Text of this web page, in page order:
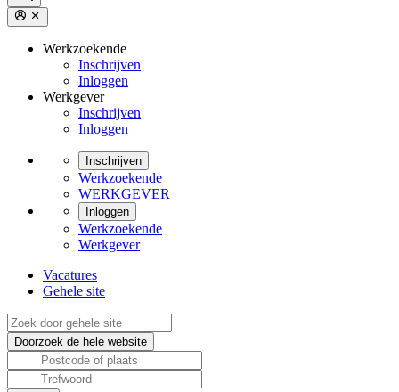
Werkzoekende
Inschrijven
Inloggen
Werkgever
Inschrijven
Inloggen
Inschrijven
Werkzoekende
WERKGEVER
Inloggen
Werkzoekende
Werkgever
Vacatures
Gehele site